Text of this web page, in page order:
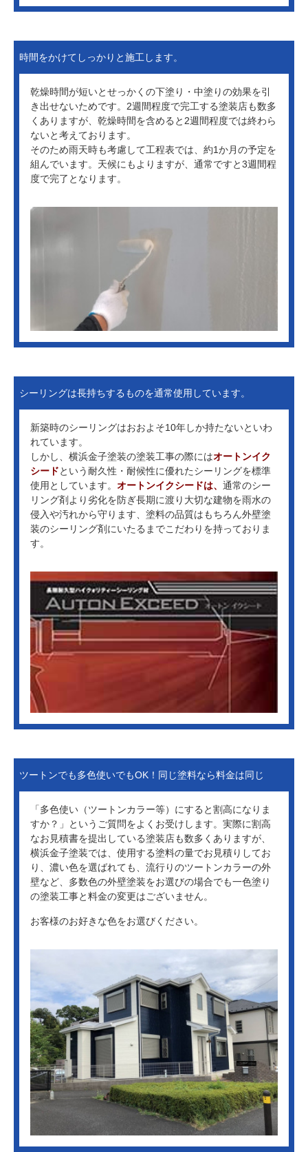
時間をかけてしっかりと施工します。
乾燥時間が短いとせっかくの下塗り・中塗りの効果を引
き出せないためです。2週間程度で完工する塗装店も数多
くありますが、乾燥時間を含めると2週間程度では終わら
ないと考えております。
そのため雨天時も考慮して工程表では、約1か月の予定を
組んでいます。天候にもよりますが、通常ですと3週間程
度で完了となります。
シーリングは長持ちするものを通常使用しています。
新築時のシーリングはおおよそ10年しか持たないといわ
れています。
しかし、横浜金子塗装の塗装工事の際にはオートンイク
シードという耐久性・耐候性に優れたシーリングを標準
使用としています。 オートンイクシードは、 通常のシー
リング剤より劣化を防ぎ長期に渡り大切な建物を雨水の
侵入や汚れから守ります、塗料の品質はもちろん外壁塗
装のシーリング剤にいたるまでこだわりを持っておりま
す。
ツートンでも多色使いでもOK！同じ塗料なら料金は同じ
「多色使い（ツートンカラー等）にすると割高になりま
すか？」というご質問をよくお受けします。実際に割高
なお見積書を提出している塗装店も数多くありますが、
横浜金子塗装では、使用する塗料の量でお見積りしてお
り、濃い色を選ばれても、流行りのツートンカラーの外
壁など、多数色の外壁塗装をお選びの場合でも一色塗り
の塗装工事と料金の変更はございません。
お客様のお好きな色をお選びください。